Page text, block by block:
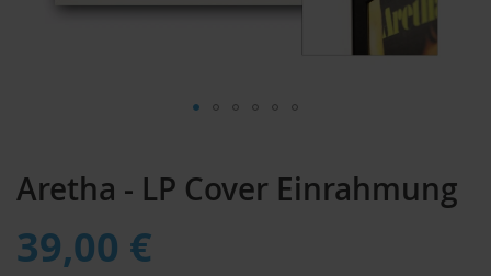
Aretha - LP Cover Einrahmung
39,00 €
der
Bildergalerie
springen